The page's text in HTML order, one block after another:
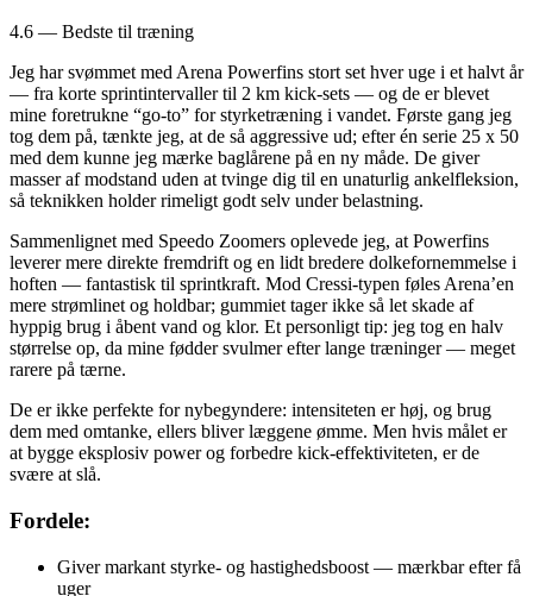
4.6 — Bedste til træning
Jeg har svømmet med Arena Powerfins stort set hver uge i et halvt år
— fra korte sprintintervaller til 2 km kick-sets — og de er blevet
mine foretrukne “go-to” for styrketræning i vandet. Første gang jeg
tog dem på, tænkte jeg, at de så aggressive ud; efter én serie 25 x 50
med dem kunne jeg mærke baglårene på en ny måde. De giver
masser af modstand uden at tvinge dig til en unaturlig ankelfleksion,
så teknikken holder rimeligt godt selv under belastning.
Sammenlignet med Speedo Zoomers oplevede jeg, at Powerfins
leverer mere direkte fremdrift og en lidt bredere dolkefornemmelse i
hoften — fantastisk til sprintkraft. Mod Cressi-typen føles Arena’en
mere strømlinet og holdbar; gummiet tager ikke så let skade af
hyppig brug i åbent vand og klor. Et personligt tip: jeg tog en halv
størrelse op, da mine fødder svulmer efter lange træninger — meget
rarere på tærne.
De er ikke perfekte for nybegyndere: intensiteten er høj, og brug
dem med omtanke, ellers bliver læggene ømme. Men hvis målet er
at bygge eksplosiv power og forbedre kick-effektiviteten, er de
svære at slå.
Fordele:
Giver markant styrke- og hastighedsboost — mærkbar efter få
uger